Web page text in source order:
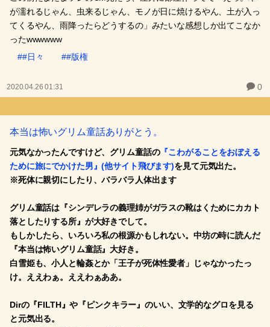
が濡れるじゃん、虫来るじゃん、モノが日に焼けるやん、土が入っ
てくるやん、雨降ったらどうするの」みたいな感想しか出てこなか
ったwwwwww
##日々
##版権
2020.04.26 01:31 0
本当は怖いグリム童話ありがとう。
元気なかったんですけど、グリム童話の『こわがることをおぼえる
ために旅にでかけた男』(他サイト飛びます)を見て元気出た。
※死体に親切にしたり、バラバラ人体出ます
グリム童話は『シンデレラの義理姉がガラスの靴はくためにカカト
落としたりする所』が大好きでして。
もしかしたら、いろいろ私の根源かもしれない。中坊の時に読んだ
『本当は怖いグリム童話』大好き。
白雪姫も、小人と輪姦とか「王子が死体性愛者」じゃなかったっ
け。ええわぁ。ええわぁああ。
Dirの『FILTH』や『ピンクキラー』のいい、文学的なグロを見る
と元気出る。